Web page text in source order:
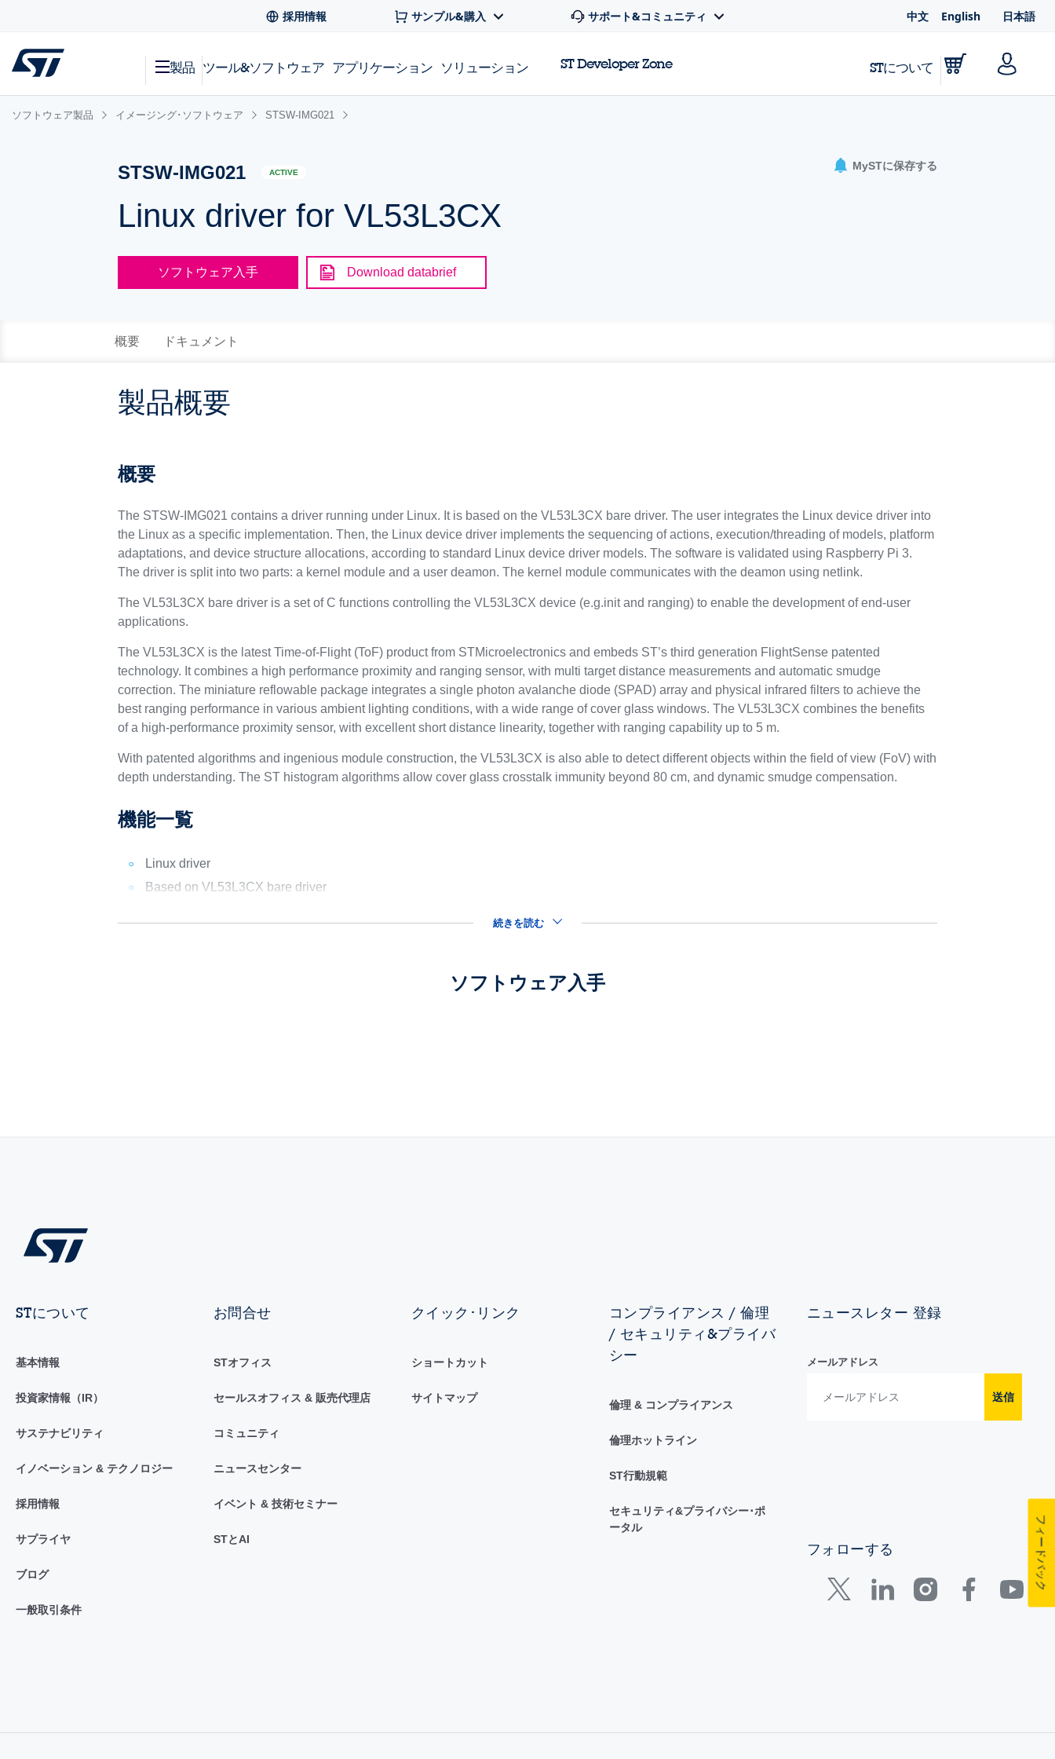
採用情報 サンプル&購入 サポート&コミュニティ 中文 English 日本語
製品 ツール&ソフトウェア アプリケーション ソリューション ST Developer Zone STについて
ソフトウェア製品 イメージング･ソフトウェア STSW-IMG021
STSW-IMG021 ACTIVE
Linux driver for VL53L3CX
MySTに保存する
ソフトウェア入手 Download databrief
概要 ドキュメント
製品概要
概要
The STSW-IMG021 contains a driver running under Linux. It is based on the VL53L3CX bare driver. The user integrates the Linux device driver into
the Linux as a specific implementation. Then, the Linux device driver implements the sequencing of actions, execution/threading of models, platform
adaptations, and device structure allocations, according to standard Linux device driver models. The software is validated using Raspberry Pi 3.
The driver is split into two parts: a kernel module and a user deamon. The kernel module communicates with the deamon using netlink.
The VL53L3CX bare driver is a set of C functions controlling the VL53L3CX device (e.g.init and ranging) to enable the development of end-user
applications.
The VL53L3CX is the latest Time-of-Flight (ToF) product from STMicroelectronics and embeds ST’s third generation FlightSense patented
technology. It combines a high performance proximity and ranging sensor, with multi target distance measurements and automatic smudge
correction. The miniature reflowable package integrates a single photon avalanche diode (SPAD) array and physical infrared filters to achieve the
best ranging performance in various ambient lighting conditions, with a wide range of cover glass windows. The VL53L3CX combines the benefits
of a high-performance proximity sensor, with excellent short distance linearity, together with ranging capability up to 5 m.
With patented algorithms and ingenious module construction, the VL53L3CX is also able to detect different objects within the field of view (FoV) with
depth understanding. The ST histogram algorithms allow cover glass crosstalk immunity beyond 80 cm, and dynamic smudge compensation.
機能一覧
Linux driver
Based on VL53L3CX bare driver
続きを読む
ソフトウェア入手
STについて
基本情報
投資家情報（IR）
サステナビリティ
イノベーション & テクノロジー
採用情報
サプライヤ
ブログ
一般取引条件
お問合せ
STオフィス
セールスオフィス & 販売代理店
コミュニティ
ニュースセンター
イベント & 技術セミナー
STとAI
クイック･リンク
ショートカット
サイトマップ
コンプライアンス / 倫理
/ セキュリティ&プライバ
シー
倫理 & コンプライアンス
倫理ホットライン
ST行動規範
セキュリティ&プライバシー･ポ
ータル
ニュースレター 登録
メールアドレス
送信
フォローする フィードバック